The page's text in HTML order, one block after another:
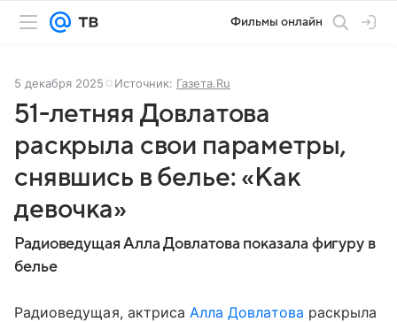
Фильмы онлайн
5 декабря 2025 Источник: Газета.Ru
51-летняя Довлатова
раскрыла свои параметры,
снявшись в белье: «Как
девочка»
Радиоведущая Алла Довлатова показала фигуру в
белье
Радиоведущая, актрисаАлла Довлатова раскрыла